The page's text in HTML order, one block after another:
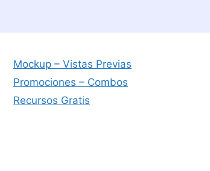
Mockup – Vistas Previas
Promociones – Combos
Recursos Gratis